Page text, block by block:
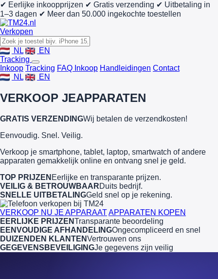
✔ Eerlijke inkoopprijzen ✔ Gratis verzending ✔ Uitbetaling in
1–3 dagen ✔ Meer dan 50.000 ingekochte toestellen
Verkopen
NL
EN
Tracking
Inkoop Tracking FAQ Inkoop Handleidingen Contact
NL
EN
VERKOOP JEAPPARATEN
GRATIS VERZENDINGWij betalen de verzendkosten!
Eenvoudig. Snel. Veilig.
Verkoop je smartphone, tablet, laptop, smartwatch of andere
apparaten gemakkelijk online en ontvang snel je geld.
TOP PRIJZEN Eerlijke en transparante prijzen.
VEILIG & BETROUWBAARDuits bedrijf.
SNELLE UITBETALINGGeld snel op je rekening.
VERKOOP NU JE APPARAATAPPARATEN KOPEN
EERLIJKE PRIJZENTransparante beoordeling
EENVOUDIGE AFHANDELINGOngecompliceerd en snel
DUIZENDEN KLANTENVertrouwen ons
GEGEVENSBEVEILIGINGJe gegevens zijn veilig